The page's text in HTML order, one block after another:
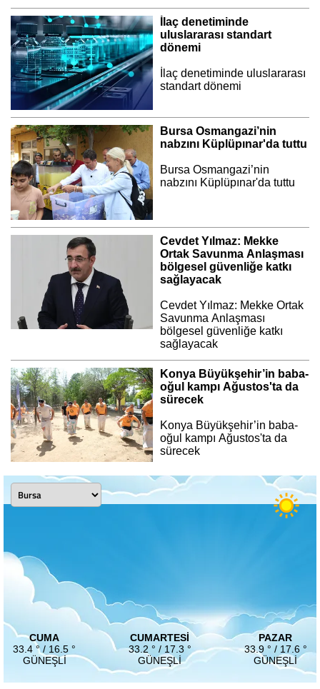
İlaç denetiminde
uluslararası standart
dönemi
İlaç denetiminde uluslararası
standart dönemi
Bursa Osmangazi’nin
nabzını Küplüpınar'da tuttu
Bursa Osmangazi’nin
nabzını Küplüpınar'da tuttu
Cevdet Yılmaz: Mekke
Ortak Savunma Anlaşması
bölgesel güvenliğe katkı
sağlayacak
Cevdet Yılmaz: Mekke Ortak
Savunma Anlaşması
bölgesel güvenliğe katkı
sağlayacak
Konya Büyükşehir’in baba-
oğul kampı Ağustos'ta da
sürecek
Konya Büyükşehir’in baba-
oğul kampı Ağustos'ta da
sürecek
CUMA
33.4 ° / 16.5 °
GÜNEŞLI
CUMARTESI
33.2 ° / 17.3 °
GÜNEŞLI
PAZAR
33.9 ° / 17.6 °
GÜNEŞLI